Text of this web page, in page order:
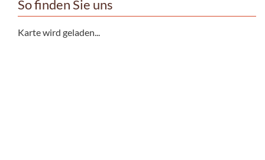
So finden Sie uns
Karte wird geladen...